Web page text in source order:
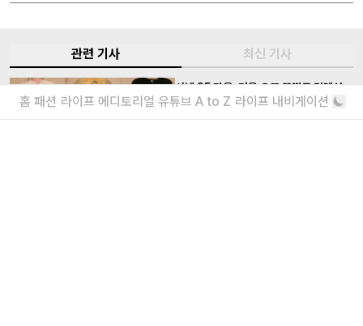
으로 그려진 실크 안감, 그 내면의 독백처럼 숨겨진 디테일이야말로 이번 컬렉션
로운 시그니처처럼 느껴지고, 최근 두아 리파(Dua Lipa)를 위해 만들어준 드레스
를 떠올리게 하는 브라이덜 룩 또한 눈길을 끌었다. 이 모든 것은 오뜨 꾸뛰르 테
세공·구두 제작 장인들의 손끝에서 완성됐다. 샤넬의 또 하나의 동화, 룩 일부는
관련 기사 최신 기사
샤넬 25 가을, 겨울 오뜨 꾸뛰르 컬렉션
자연과 광활한 공간을 주제로
홈 패션 라이프 에디토리얼 유튜브 A to Z 라이프 내비게이션